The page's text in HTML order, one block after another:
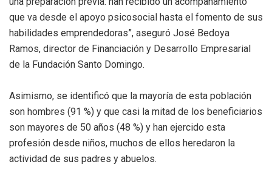
que va desde el apoyo psicosocial hasta el fomento de sus
habilidades emprendedoras”, aseguró José Bedoya
Ramos, director de Financiación y Desarrollo Empresarial
de la Fundación Santo Domingo.
Asimismo, se identificó que la mayoría de esta población
son hombres (91 %) y que casi la mitad de los beneficiarios
son mayores de 50 años (48 %) y han ejercido esta
profesión desde niños, muchos de ellos heredaron la
actividad de sus padres y abuelos.